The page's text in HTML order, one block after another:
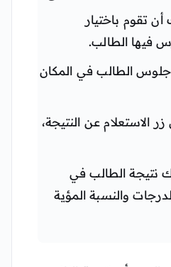
تقوم باختيار
فيها الطالب.
جلوس الطالب في المكان
الاستعلام عن النتيجة،
الطالب في
والنسبة المؤية